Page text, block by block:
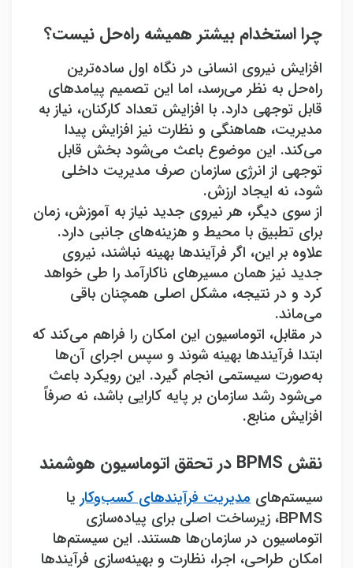
چرا استخدام بیشتر همیشه راه‌حل نیست؟
افزایش نیروی انسانی در نگاه اول ساده‌ترین
راه‌حل به نظر می‌رسد، اما این تصمیم پیامدهای
قابل توجهی دارد. با افزایش تعداد کارکنان، نیاز به
مدیریت، هماهنگی و نظارت نیز افزایش پیدا
می‌کند. این موضوع باعث می‌شود بخش قابل
توجهی از انرژی سازمان صرف مدیریت داخلی
شود، نه ایجاد ارزش.
از سوی دیگر، هر نیروی جدید نیاز به آموزش، زمان
برای تطبیق با محیط و هزینه‌های جانبی دارد.
علاوه بر این، اگر فرآیندها بهینه نباشند، نیروی
جدید نیز همان مسیرهای ناکارآمد را طی خواهد
کرد و در نتیجه، مشکل اصلی همچنان باقی
می‌ماند.
در مقابل، اتوماسیون این امکان را فراهم می‌کند که
ابتدا فرآیندها بهینه شوند و سپس اجرای آن‌ها
به‌صورت سیستمی انجام گیرد. این رویکرد باعث
می‌شود رشد سازمان بر پایه کارایی باشد، نه صرفاً
افزایش منابع.
نقش در تحقق اتوماسیون هوشمند
سیستم‌های مدیریت فرآیندهای کسب‌وکاریا
BPMS، زیرساخت اصلی برای پیاده‌سازی
اتوماسیون در سازمان‌ها هستند. این سیستم‌ها
امکان طراحی، اجرا، نظارت و بهینه‌سازی فرآیندها